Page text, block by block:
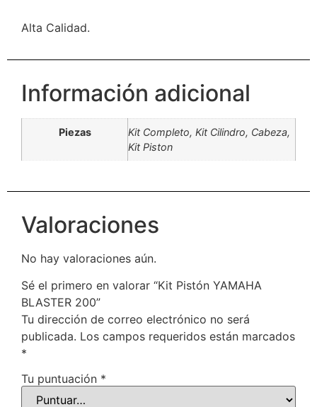
Alta Calidad.
Información adicional
Piezas
Kit Completo, Kit Cilindro, Cabeza,
Kit Piston
Valoraciones
No hay valoraciones aún.
Sé el primero en valorar “Kit Pistón YAMAHA
BLASTER 200”
Tu dirección de correo electrónico no será
publicada. Los campos requeridos están marcados
*
Tu puntuación *